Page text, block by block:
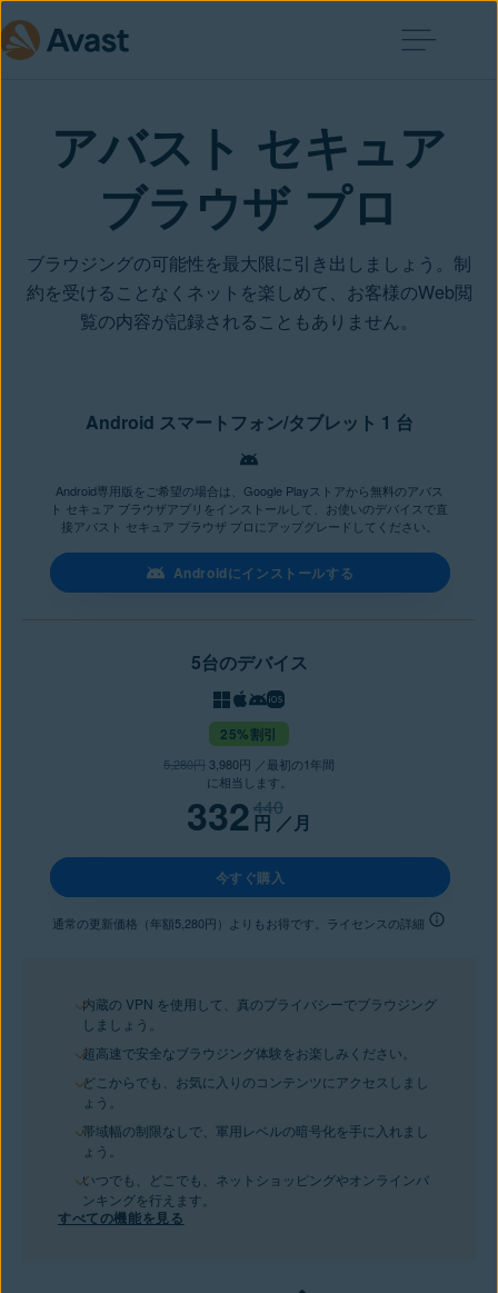
アバスト セキュア
ブラウザ プロ
ブラウジングの可能性を最大限に引き出しましょう。制
約を受けることなくネットを楽しめて、お客様のWeb閲
覧の内容が記録されることもありません。
内蔵の VPN を使用して、真のプライバシーでブラウジング
しましょう。
超高速で安全なブラウジング体験をお楽しみください。
どこからでも、お気に入りのコンテンツにアクセスしまし
ょう。
帯域幅の制限なしで、軍用レベルの暗号化を手に入れまし
ょう。
いつでも、どこでも、ネットショッピングやオンラインバ
ンキングを行えます。
すべての機能を見る
Android スマートフォン/タブレット 1 台
Android専用版をご希望の場合は、Google Playストアから無料のアバス
ト セキュア ブラウザアプリをインストールして、お使いのデバイスで直
接アバスト セキュア ブラウザ プロにアップグレードしてください。
Androidにインストールする
5台のデバイス
25%割引
5,280円 3,980円 ／最初の1年間
に相当します。
332440
円 ／月
今すぐ購入
通常の更新価格（年額5,280円）よりもお得です。ライセンスの詳細